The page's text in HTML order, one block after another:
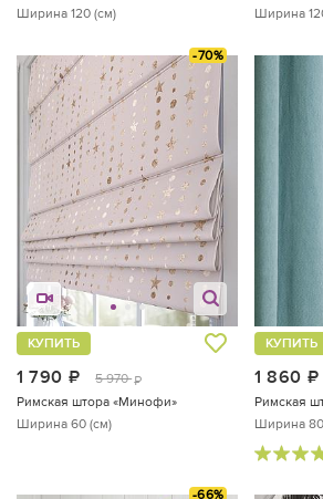
Ширина 120 (см)
Ширина
-70%
1 790 руб.
5 970 руб.
КУПИТЬ
Римская штора «Минофи»
Ширина 60 (см)
1 860
КУПИТЬ
Ширина
-66%